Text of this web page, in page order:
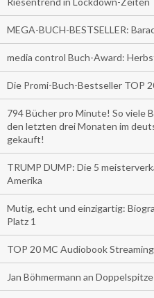
MEGA-BUCH-BESTSELLER:
media control Buch-Award:
Die Promi-Buch-Bestseller TOP
794 Bücher pro Minute! So viele
den letzten drei Monaten im
gekauft!
TRUMP DUMP: Die 5
Amerika
Mutig, echt und einzigartig:
Platz 1
TOP 20 MC Audiobook
Jan Böhmermann an Doppelspitze